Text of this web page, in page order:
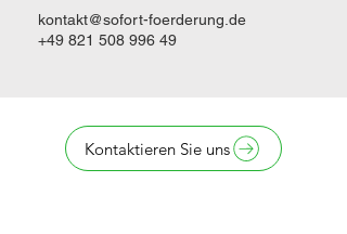
kontakt@sofort-foerderung.de
+49 821 508 996 49
Kontaktieren Sie uns